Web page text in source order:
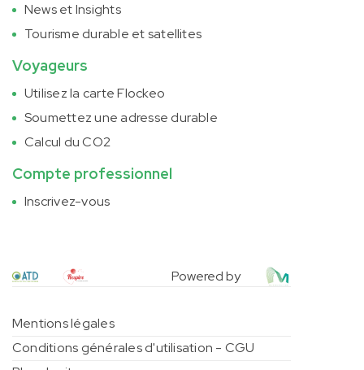
News et Insights
Tourisme durable et satellites
Voyageurs
Utilisez la carte Flockeo
Soumettez une adresse durable
Calcul du CO2
Compte professionnel
Inscrivez-vous
Powered by
Mentions légales
Conditions générales d'utilisation - CGU